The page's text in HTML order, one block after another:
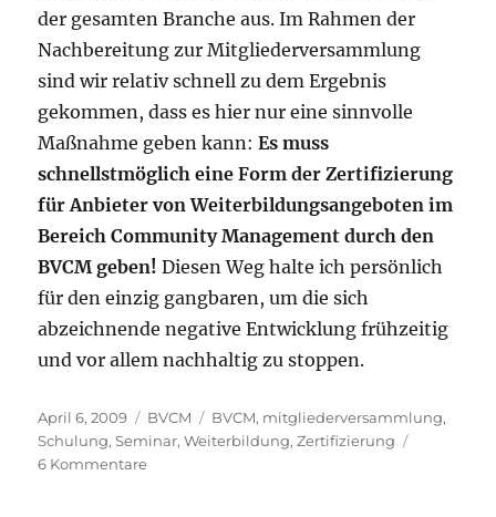
der gesamten Branche aus. Im Rahmen der
Nachbereitung zur Mitgliederversammlung
sind wir relativ schnell zu dem Ergebnis
gekommen, dass es hier nur eine sinnvolle
Maßnahme geben kann:Es muss
schnellstmöglich eine Form der Zertifizierung
für Anbieter von Weiterbildungsangeboten im
Bereich Community Management durch den
BVCM geben! Diesen Weg halte ich persönlich
für den einzig gangbaren, um die sich
abzeichnende negative Entwicklung frühzeitig
und vor allem nachhaltig zu stoppen.
Veröffentlicht
am
April 6, 2009 Kategorien
BVCM Schlagwörter
BVCM, mitgliederversammlung,
Schulung,Seminar,Weiterbildung,Zertifizierung
6 Kommentarezu